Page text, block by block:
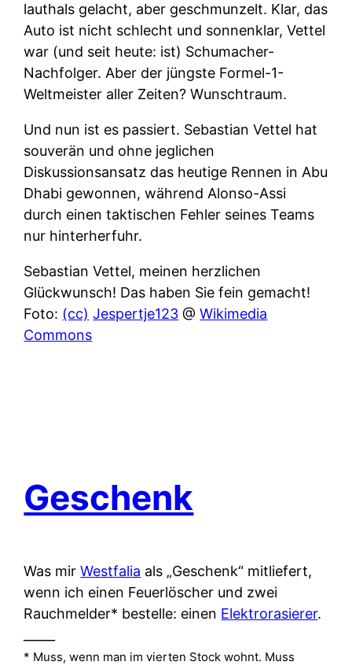
lauthals gelacht, aber geschmunzelt. Klar, das
Auto ist nicht schlecht und sonnenklar, Vettel
war (und seit heute: ist) Schumacher-
Nachfolger. Aber der jüngste Formel-1-
Weltmeister aller Zeiten? Wunschtraum.
Und nun ist es passiert. Sebastian Vettel hat
souverän und ohne jeglichen
Diskussionsansatz das heutige Rennen in Abu
Dhabi gewonnen, während Alonso-Assi
durch einen taktischen Fehler seines Teams
nur hinterherfuhr.
Sebastian Vettel, meinen herzlichen
Glückwunsch! Das haben Sie fein gemacht!
Foto: (cc) Jespertje123 @Wikimedia
Commons
Geschenk
Was mirWestfalia als „Geschenk“ mitliefert,
wenn ich einen Feuerlöscher und zwei
Rauchmelder* bestelle: einen Elektrorasierer.
* Muss, wenn man im vierten Stock wohnt. Muss